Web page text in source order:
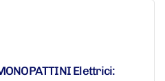
Elettrici: